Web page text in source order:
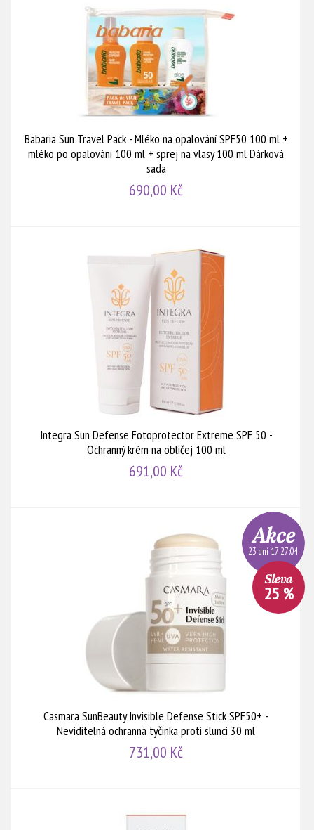
Babaria Sun Travel Pack - Mléko na opalování SPF50 100 ml +
mléko po opalování 100 ml + sprej na vlasy 100 ml Dárková
sada
690,00 Kč
Integra Sun Defense Fotoprotector Extreme SPF 50 -
Ochranný krém na obličej 100 ml
691,00 Kč
Casmara SunBeauty Invisible Defense Stick SPF50+ -
Neviditelná ochranná tyčinka proti slunci 30 ml
731,00 Kč
23 dní 17:27:03
25 %